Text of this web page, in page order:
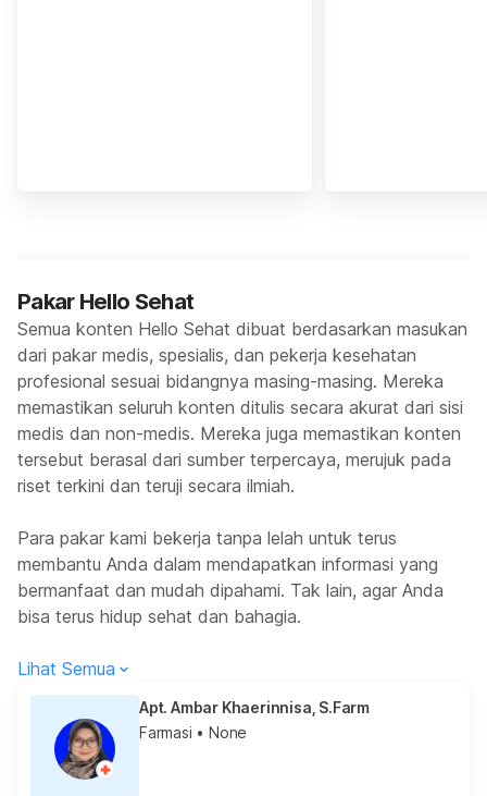
Pakar Hello Sehat
Semua konten Hello Sehat dibuat berdasarkan masukan
dari pakar medis, spesialis, dan pekerja kesehatan
profesional sesuai bidangnya masing-masing. Mereka
memastikan seluruh konten ditulis secara akurat dari sisi
medis dan non-medis. Mereka juga memastikan konten
tersebut berasal dari sumber terpercaya, merujuk pada
riset terkini dan teruji secara ilmiah.
Para pakar kami bekerja tanpa lelah untuk terus
membantu Anda dalam mendapatkan informasi yang
bermanfaat dan mudah dipahami. Tak lain, agar Anda
bisa terus hidup sehat dan bahagia.
Lihat Semua
Apt. Ambar Khaerinnisa, S.Farm
Farmasi • None